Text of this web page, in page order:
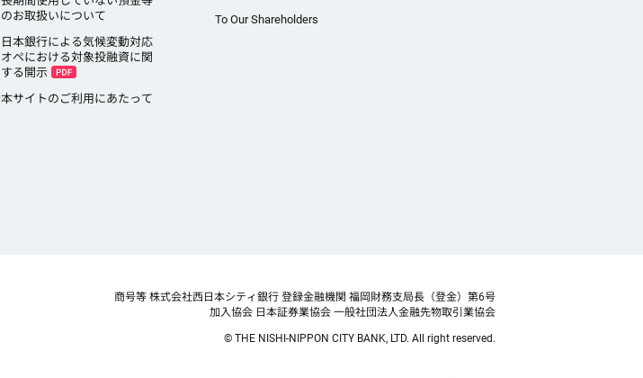
のお取扱いについて
日本銀行による気候変動対応
オペにおける対象投融資に関
する開示
本サイトのご利用にあたって
To Our Shareholders
商号等 株式会社西日本シティ銀行 登録金融機関 福岡財務支局長（登金）第6号
加入協会 日本証券業協会 一般社団法人金融先物取引業協会
© THE NISHI-NIPPON CITY BANK, LTD. All right reserved.